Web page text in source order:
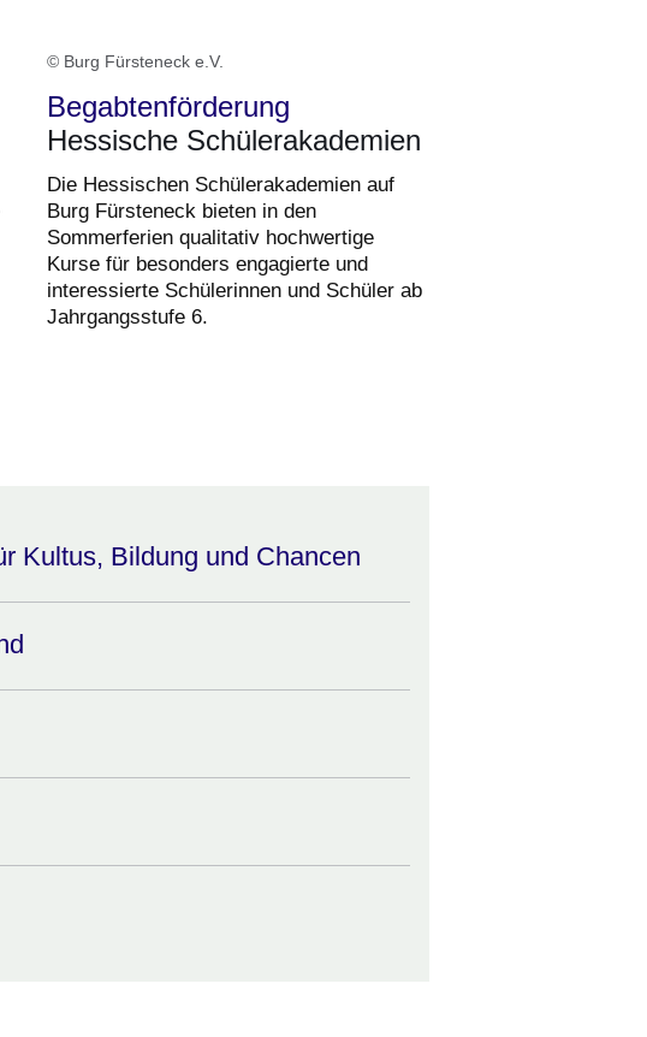
© Burg Fürsteneck e.V.
Begabtenförderung
Hessische Schülerakademien
Die Hessischen Schülerakademien auf
Burg Fürsteneck bieten in den
Sommerferien qualitativ hochwertige
Kurse für besonders engagierte und
interessierte Schülerinnen und Schüler ab
Jahrgangsstufe 6.
Kultus, Bildung und Chancen